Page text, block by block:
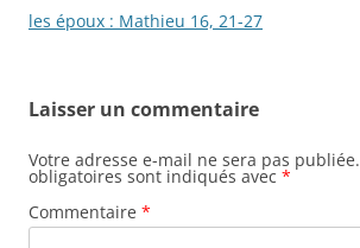
articles
les époux : Mathieu 16, 21-27
Laisser un commentaire
Votre adresse e-mail ne sera pas publiée.
obligatoires sont indiqués avec *
Commentaire *